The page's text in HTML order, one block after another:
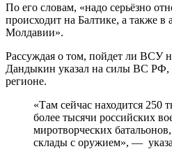
По его словам, «надо серьёзно
происходит на Балтике, а также в
Молдавии».
Рассуждая о том, пойдет ли ВСУ
Дандыкин указал на силы ВС РФ,
регионе.
«Там сейчас находится 250
более тысячи российских
миротворческих
склады с оружием», —